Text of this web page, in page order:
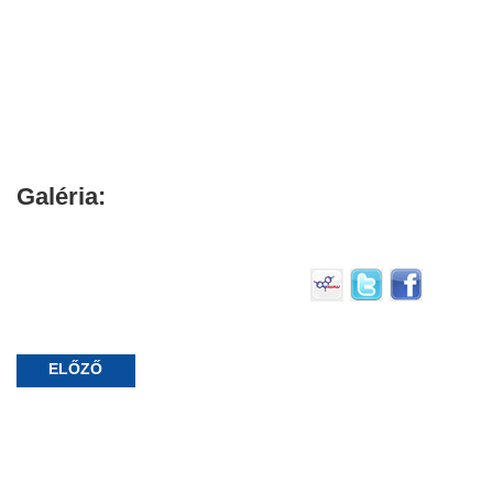
Galéria:
ELŐZŐ